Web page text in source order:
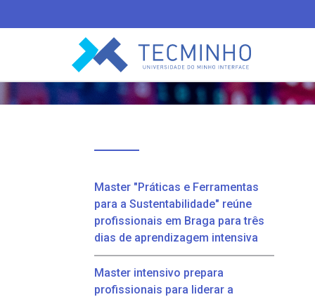
TECMINHO
Master "Práticas e Ferramentas
para a Sustentabilidade" reúne
profissionais em Braga para três
dias de aprendizagem intensiva
Master intensivo prepara
profissionais para liderar a